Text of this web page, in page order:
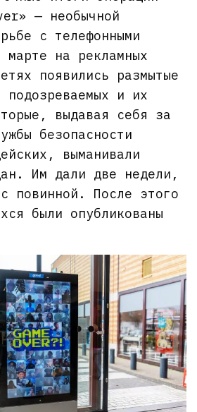
— необычной
с телефонными
марте на рекламных
появились размытые
подозреваемых и их
выдавая себя за
безопасности
выманивали
Им дали две недели,
повинной. После этого
были опубликованы